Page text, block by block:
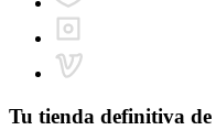
Tu tienda definitiva de